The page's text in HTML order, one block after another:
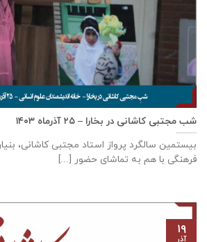
شب مجتبی کاشانی در بخارا – ۲۵ آذرماه ۱۴۰۳
بیستمین سالگرد پرواز استاد مجتبی کاشانی،
فرهنگی با هم به تماشای حضور [...]
۱۹
آذر